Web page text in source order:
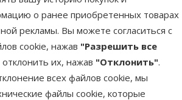
о ранее приобретенных товарах
рекламы. Вы можете согласиться с
cookie, нажав "Разрешить все
отклонить их, нажав "Отклонить".
всех файлов cookie, мы
файлы cookie, которые
Онлайн
TOП цена
В наличии